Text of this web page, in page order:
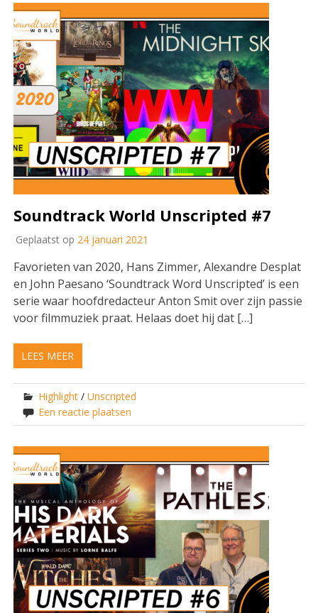
Soundtrack World Unscripted #7
Geplaatst op 24 januari 2021
Favorieten van 2020, Hans Zimmer, Alexandre Desplat
en John Paesano ‘Soundtrack Word Unscripted’ is een
serie waar hoofdredacteur Anton Smit over zijn passie
voor filmmuziek praat. Helaas doet hij dat […]
LEES MEER
Highlight /Unscripted
Een reactie plaatsen